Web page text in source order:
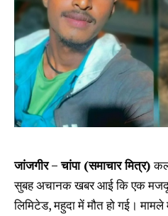
जांजगीर – चांपा (समाचार मित्र)
सुबह अचानक खबर आई कि एक मजदूर
लिमिटेड, महुदा में मौत हो गई।